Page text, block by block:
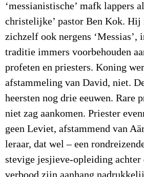
‘messianistische’ mafk lappers
christelijke’ pastor Ben Kok. Hij
zichzelf ook nergens ‘Messias’,
traditie immers voorbehouden
profeten en priesters. Koning
afstammeling van David, niet.
heersten nog drie eeuwen. Rare
niet zag aankomen. Priester
geen Leviet, afstammend van
leraar, dat wel – een
stevige jesjieve-opleiding achter